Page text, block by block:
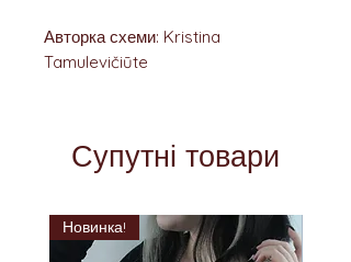
Авторка схеми: Kristina
Tamulevičiūte
Супутні товари
Новинка!